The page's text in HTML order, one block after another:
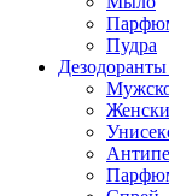
Пудра
Дезодоранты